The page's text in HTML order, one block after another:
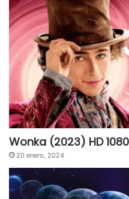
Wonka (2023) HD
20 enero, 2024